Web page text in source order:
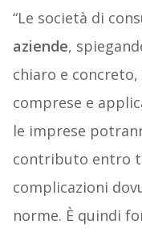
“Le società di
aziende,
chiaro e
comprese e
le imprese
contributo entro
complicazioni
norme. È quindi